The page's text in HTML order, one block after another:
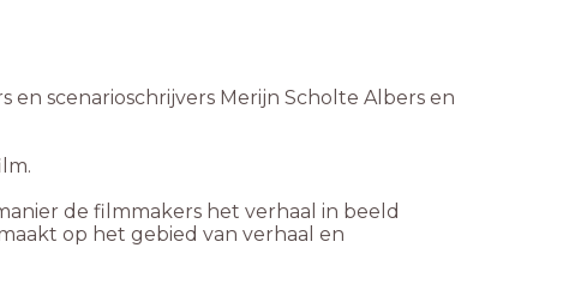
en scenarioschrijvers Merijn Scholte Albers en
de filmmakers het verhaal in beeld
op het gebied van verhaal en